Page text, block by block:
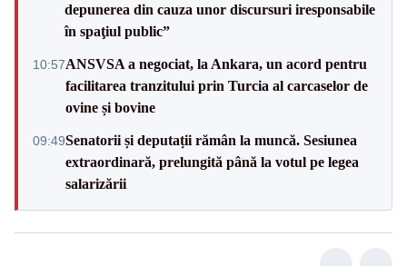
depunerea din cauza unor discursuri iresponsabile
în spaţiul public”
10:57ANSVSA a negociat, la Ankara, un acord pentru
facilitarea tranzitului prin Turcia al carcaselor de
ovine și bovine
09:49Senatorii și deputații rămân la muncă. Sesiunea
extraordinară, prelungită până la votul pe legea
salarizării